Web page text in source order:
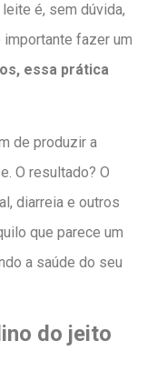
é, sem dúvida,
fazer um
essa prática
de produzir a
O resultado? O
diarreia e outros
que parece um
a saúde do seu
do jeito